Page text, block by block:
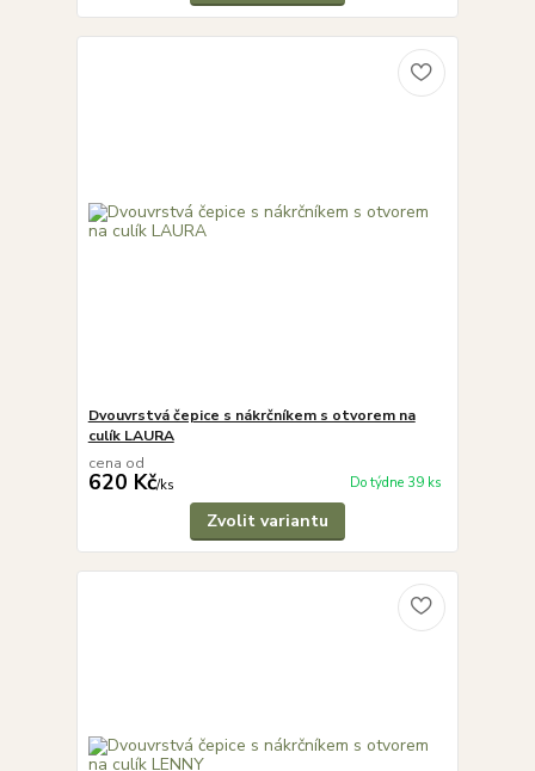
Dvouvrstvá čepice s nákrčníkem s otvorem na
culík LAURA
cena od
620 Kč/ks Do týdne 39 ks
Zvolit variantu